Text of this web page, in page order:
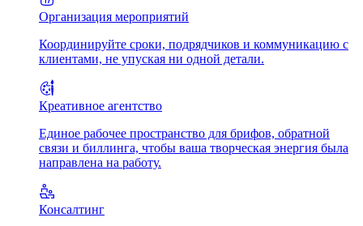
Организация мероприятий
Координируйте сроки, подрядчиков и коммуникацию с
клиентами, не упуская ни одной детали.
Креативное агентство
Единое рабочее пространство для брифов, обратной
связи и биллинга, чтобы ваша творческая энергия была
направлена на работу.
Консалтинг